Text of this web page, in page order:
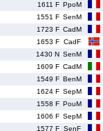
1611 F PpoM
1551 F SenM
1723 F CadM
1653 F CadF
1430 N SenM
1609 F CadM
1549 F BenM
1624 F SepM
1558 F PouM
1606 F SepM
1577 F SenF